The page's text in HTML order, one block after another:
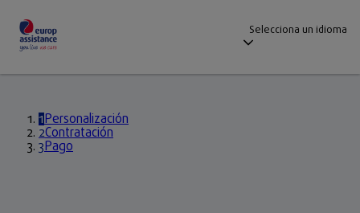
Selecciona un idioma
1 Personalización
2Contratación
3 Pago